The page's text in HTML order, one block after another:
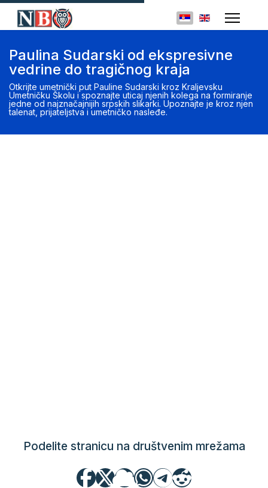
Izaberite vaš jezik
Paulina Sudarski od ekspresivne
vedrine do tragičnog kraja
Otkrijte umetnički put Pauline Sudarski kroz Kraljevsku
Umetničku Školu i spoznajte uticaj njenih kolega na formiranje
jedne od najznačajnijih srpskih slikarki. Upoznajte je kroz njen
talenat, prijateljstva i umetničko nasleđe.
Podelite stranicu na društvenim mrežama